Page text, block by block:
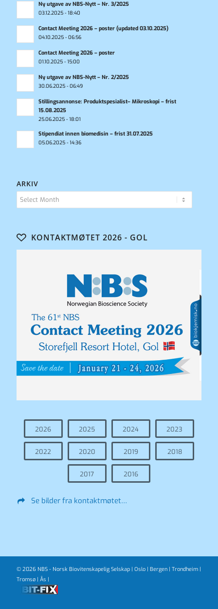
Ny utgave av NBS-Nytt – Nr. 3/2025
03.12.2025 - 18:40
Contact Meeting 2026 – poster (updated 03.10.2025)
04.10.2025 - 06:56
Contact Meeting 2026 – poster
01.10.2025 - 15:00
Ny utgave av NBS-Nytt – Nr. 2/2025
30.06.2025 - 06:49
Stillingsannonse: Produktspesialist– Mikroskopi – frist
15.08.2025
25.06.2025 - 18:01
Stipendiat innen biomedisin – frist 31.07.2025
05.06.2025 - 14:36
ARKIV
KONTAKTMØTET 2026 - GOL
2026 2025 2024 2023
2022 2020 2019 2018
2017 2016
Se bilder fra kontaktmøtet…
© 2026 NBS - Norsk Biovitenskapelig Selskap | Oslo| Bergen| Trondheim|
Tromsø| Ås |